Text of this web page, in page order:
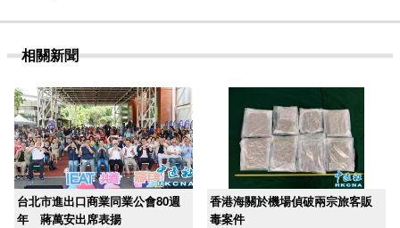
相關新聞
台北市進出口商業同業公會80週
年 蔣萬安出席表揚
香港海關於機場偵破兩宗旅客販
毒案件